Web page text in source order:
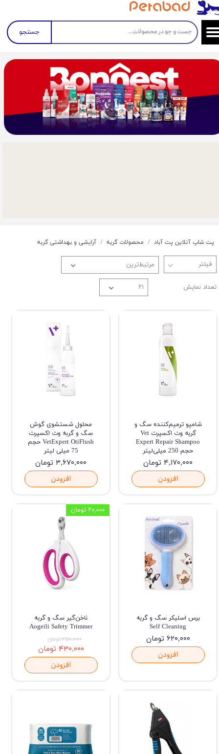
جستجو
پت شاپ آنلاین پت آباد محصولات گربه آرایشی و بهداشتی گربه
مرتبط‌ترین
تعداد نمایش ۲۱
شامپو ترمیم‌کننده سگ و
گربه وت اکسپرت Vet
Expert Repair Shampoo
حجم 250 میلی‌لیتر
۴,۱۷۰,۰۰۰ تومان
افزودن
محلول شستشوی گوش
سگ و گربه وت اکسپرت
VetExpert OtiFlush حجم
75 میلی لیتر
۳,۶۷۰,۰۰۰ تومان
افزودن
برس اسلیکر سگ و گربه
Self Cleaning
۶۲۰,۰۰۰ تومان
افزودن
ناخن‌گیر سگ و گربه
Aogeili Safety Trimmer
۴۵۰,۰۰۰ تومان
۴۳۰,۰۰۰ تومان
افزودن
۲۰,۰۰۰ تومان